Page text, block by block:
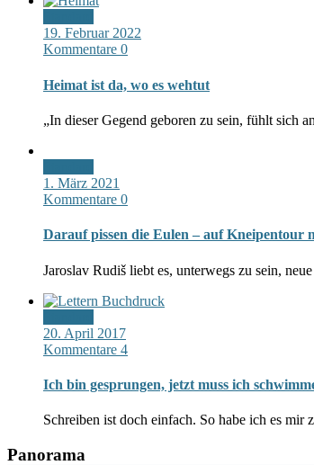
19. Februar 2022
Kommentare 0
Heimat ist da, wo es wehtut
„In dieser Gegend geboren zu sein, fühlt sich
1. März 2021
Kommentare 0
Darauf pissen die Eulen – auf Kneipentour
Jaroslav Rudiš liebt es, unterwegs zu sein,
20. April 2017
Kommentare 4
Ich bin gesprungen, jetzt muss ich
Schreiben ist doch einfach. So habe ich es
Panorama